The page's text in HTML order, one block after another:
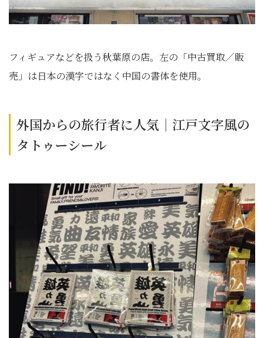
フィギュアなどを扱う秋葉原の店。左の「中古買取／販
売」は日本の漢字ではなく中国の書体を使用。
外国からの旅行者に人気｜江戸文字風の
タトゥーシール